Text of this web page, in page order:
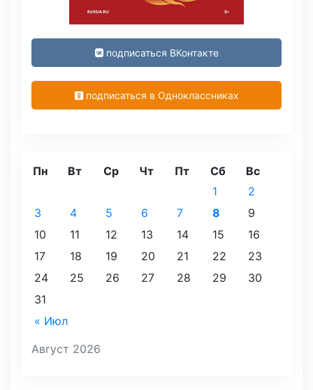
подписаться ВКонтакте
подписаться в Одноклассниках
Август 2026
Пн Вт Ср Чт Пт Сб Вс
« Июл
1
2
3
4 5 6 7 8
9
10
11 12 13 14 15
16
17
18 19 20 21 22
23
24
25 26 27 28 29
30
31